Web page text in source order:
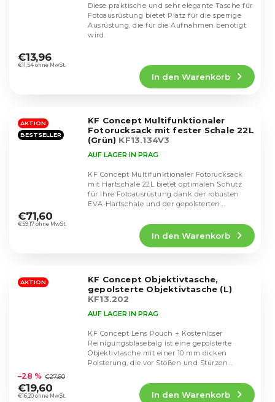
durchschnittliche
Produktbewertung
Sternen.
€11,54 ohne MwSt.
€13,96
In den Warenkorb
Diese praktische und sehr elegante Tasche für
Fotoausrüstung bietet Platz für die sperrige
Ausrüstung, die für die Aufnahmen benötigt
wird.
AKTION
BESTSELLER
KF Concept Multifunktionaler
Fotorucksack mit fester Schale 22L
(Grün) KF13.134V3
durchschnittliche
Produktbewertung
Sternen.
AUF LAGER IN PRAG
€59,17 ohne MwSt.
€71,60
In den Warenkorb
KF Concept Multifunktionaler Fotorucksack
mit Hartschale 22L bietet optimalen Schutz
für Ihre Fotoausrüstung dank der robusten
EVA-Hartschale und der gepolsterten
AKTION
KF Concept Objektivtasche,
gepolsterte Objektivtasche (L)
KF13.202
durchschnittliche
Produktbewertung
ist
AUF LAGER IN PRAG
€16,20 ohne MwSt.
–28 % €27,60
€19,60
In den Warenkorb
KF Concept Lens Pouch + Kostenloser
Reinigungsblasebalg ist eine gepolsterte
Objektivtasche mit einer 10 mm dicken
Polsterung, die vor Stößen und Stürzen